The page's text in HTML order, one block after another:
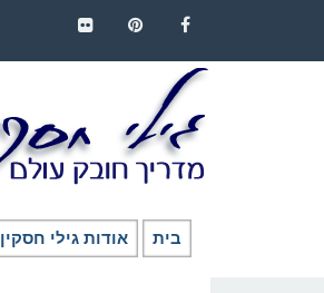
בית אודות גילי חסקין